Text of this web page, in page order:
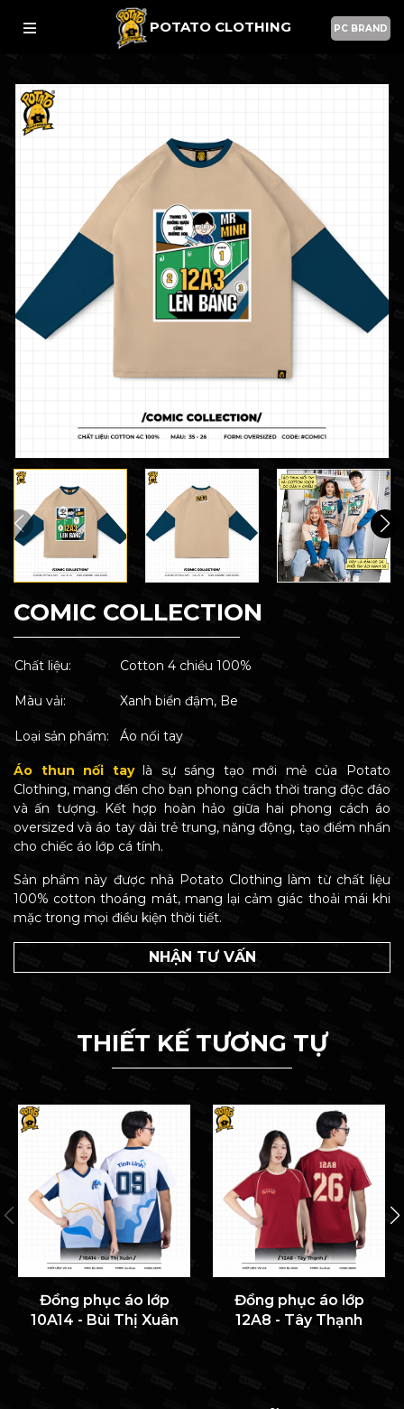
POTATO CLOTHING PC BRAND
COMIC COLLECTION
Chất liệu: Cotton 4 chiều 100%
Màu vải: Xanh biển đậm, Be
Loại sản phẩm: Áo nối tay
Áo thun nối taylà sự sáng tạo mới mẻ của Potato
Clothing, mang đến cho bạn phong cách thời trang độc đáo
và ấn tượng. Kết hợp hoàn hảo giữa hai phong cách áo
oversized và áo tay dài trẻ trung, năng động, tạo điểm nhấn
cho chiếc áo lớp cá tính.
Sản phẩm này được nhà Potato Clothing làm từ chất liệu
100% cotton thoáng mát, mang lại cảm giác thoải mái khi
mặc trong mọi điều kiện thời tiết.
NHẬN TƯ VẤN
THIẾT KẾ TƯƠNG TỰ
Đồng phục áo lớp
10A14 - Bùi Thị Xuân
Đồng phục áo lớp
12A8 - Tây Thạnh